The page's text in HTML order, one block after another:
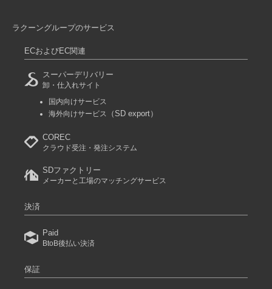
ラクーングループのサービス
ECおよびEC関連
スーパーデリバリー
卸・仕入れサイト
国内向けサービス
海外向けサービス
（SD export）
COREC
クラウド受注・発注システム
SDファクトリー
メーカーと工場のマッチングサービス
決済
Paid
BtoB後払い決済
保証